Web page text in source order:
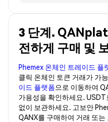
3 단계.
전하게 구매 및
Phemex 온체인 트레이드 플
클릭 온체인 토큰 거래가 가
이드 플랫폼으로 이동하여
가용성을 확인하세요.
없이 보관하세요. 고보안
QANX를 구매하여 거래 또